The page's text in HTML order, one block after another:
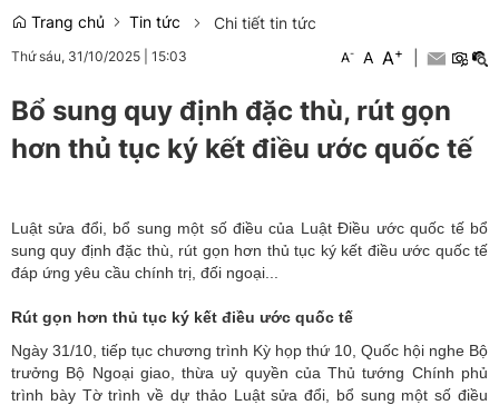
Trang chủ Tin tức Chi tiết tin tức
Thứ sáu, 31/10/2025 15:03 A- A A+
Bổ sung quy định đặc thù, rút gọn
hơn thủ tục ký kết điều ước quốc tế
Luật sửa đổi, bổ sung một số điều của Luật Điều ước quốc tế bổ
sung quy định đặc thù, rút gọn hơn thủ tục ký kết điều ước quốc tế
đáp ứng yêu cầu chính trị, đối ngoại...
Rút gọn hơn thủ tục ký kết điều ước quốc tế
Ngày 31/10, tiếp tục chương trình Kỳ họp thứ 10, Quốc hội nghe Bộ
trưởng Bộ Ngoại giao, thừa uỷ quyền của Thủ tướng Chính phủ
trình bày Tờ trình về dự thảo Luật sửa đổi, bổ sung một số điều